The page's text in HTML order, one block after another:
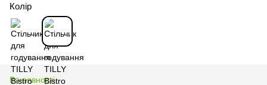
Колір
В наявності